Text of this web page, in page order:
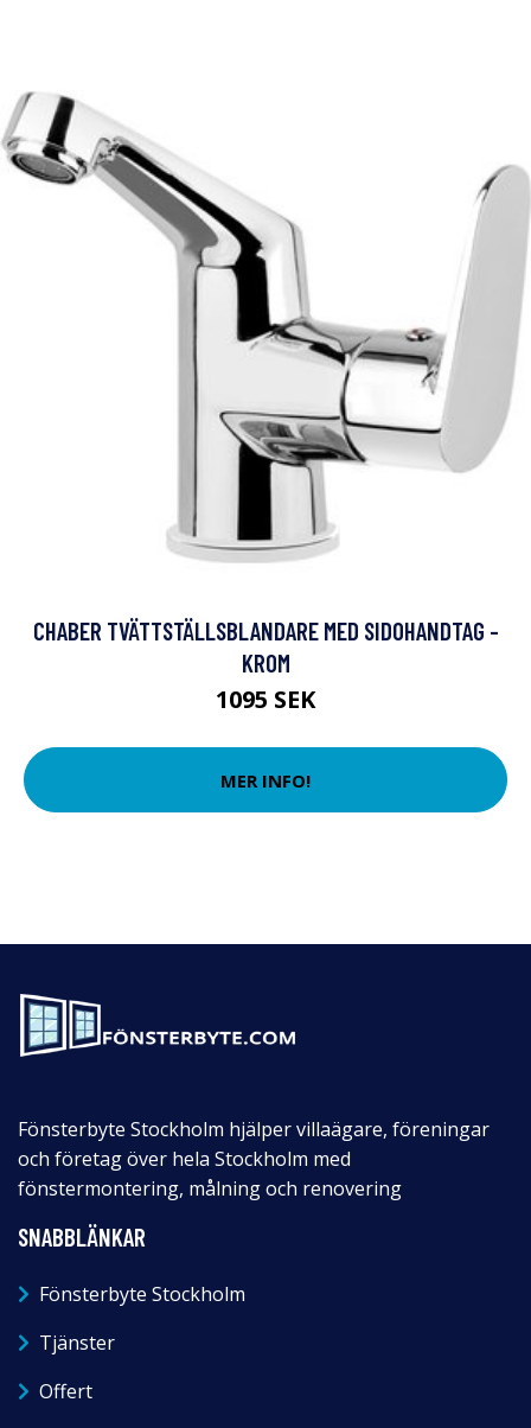
CHABER TVÄTTSTÄLLSBLANDARE MED SIDOHANDTAG -
KROM
1095 SEK
MER INFO!
Fönsterbyte Stockholm hjälper villaägare, föreningar
och företag över hela Stockholm med
fönstermontering, målning och renovering
SNABBLÄNKAR
Fönsterbyte Stockholm
Tjänster
Offert